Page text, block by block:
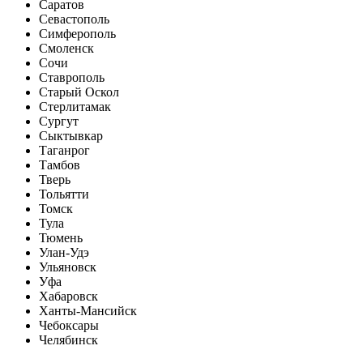
Саратов
Севастополь
Симферополь
Смоленск
Сочи
Ставрополь
Старый Оскол
Стерлитамак
Сургут
Сыктывкар
Таганрог
Тамбов
Тверь
Тольятти
Томск
Тула
Тюмень
Улан-Удэ
Ульяновск
Уфа
Хабаровск
Ханты-Мансийск
Чебоксары
Челябинск